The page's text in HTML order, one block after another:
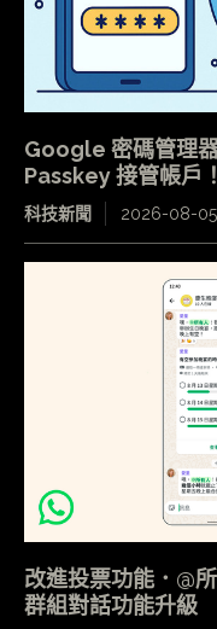
Google 密碼管理
Passkey 接管帳戶！
科技新聞 2026-08-05
改進投票功能．@
群組對話功能升級